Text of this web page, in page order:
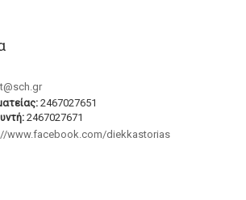
2467027651
2467027671
www.facebook.com/diekkastorias